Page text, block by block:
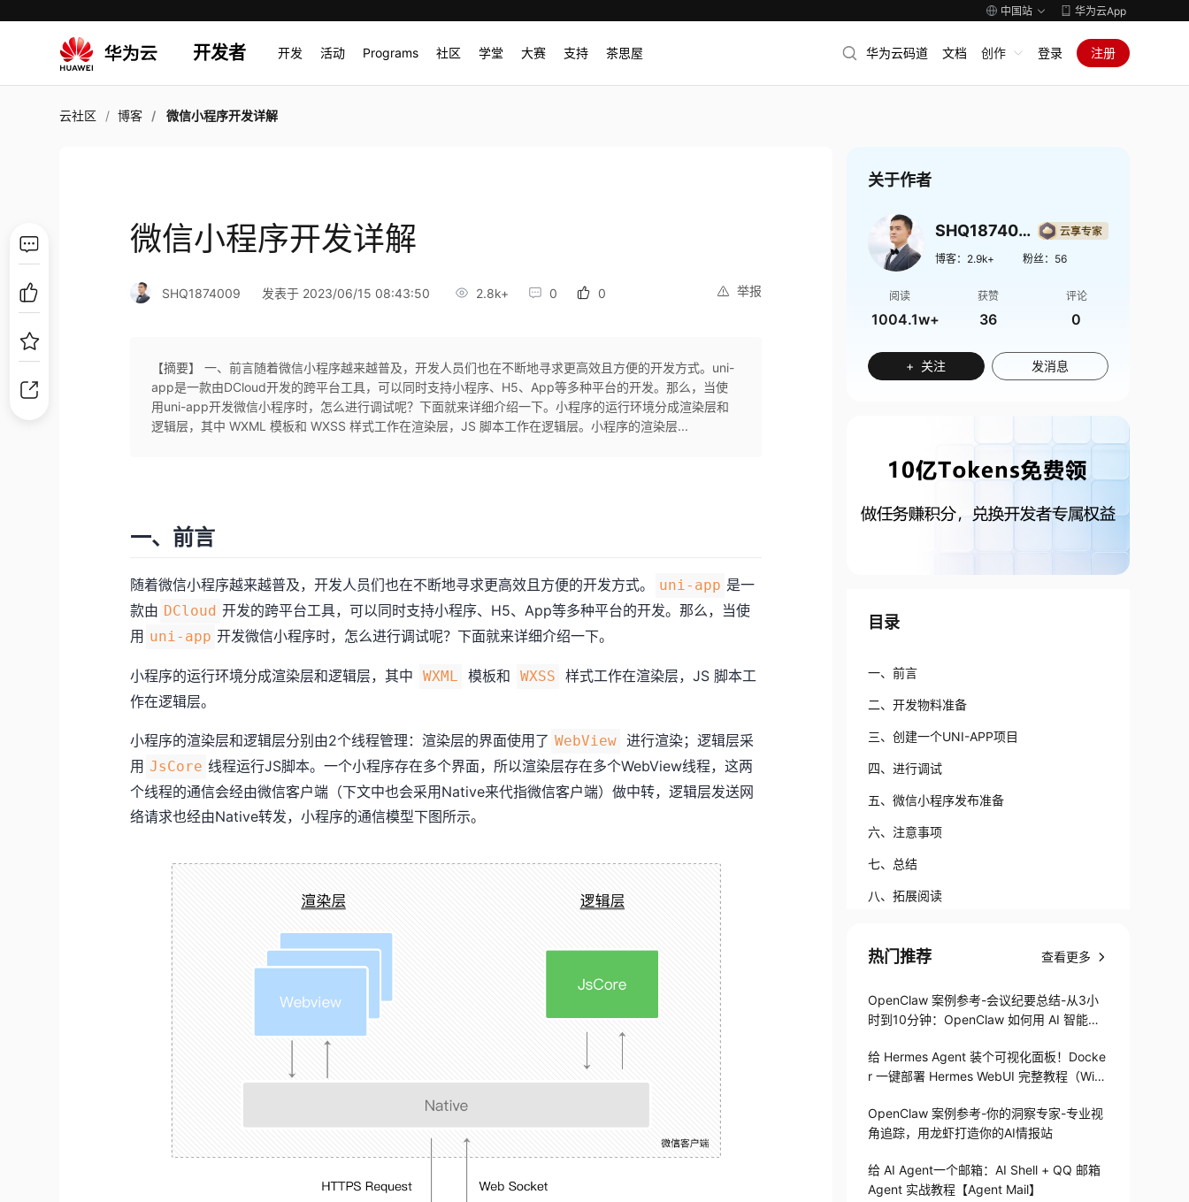
中国站 华为云App
开发者 开发 活动 Programs 社区 学堂 大赛 支持 茶思屋 华为云码道 文档 创作 登录 注册
云社区 博客 微信小程序开发详解
微信小程序开发详解
举报
SHQ1874009 发表于 2023/06/15 08:43:50 2.8k+ 0 0
【摘要】 一、前言随着微信小程序越来越普及，开发人员们也在不断地寻求更高效且方便的开发方式。uni-
app是一款由DCloud开发的跨平台工具，可以同时支持小程序、H5、App等多种平台的开发。那么，当使
用uni-app开发微信小程序时，怎么进行调试呢？下面就来详细介绍一下。小程序的运行环境分成渲染层和
逻辑层，其中 WXML 模板和 WXSS 样式工作在渲染层，JS 脚本工作在逻辑层。小程序的渲染层...
一、前言
随着微信小程序越来越普及，开发人员们也在不断地寻求更高效且方便的开发方式。 uni-app 是一
款由 DCloud 开发的跨平台工具，可以同时支持小程序、H5、App等多种平台的开发。那么，当使
用 uni-app 开发微信小程序时，怎么进行调试呢？下面就来详细介绍一下。
小程序的运行环境分成渲染层和逻辑层，其中 WXML 模板和 WXSS
样式工作在渲染层，JS 脚本工
作在逻辑层。
小程序的渲染层和逻辑层分别由2个线程管理：渲染层的界面使用了 WebView 进行渲染；逻辑层采
用 JsCore 线程运行JS脚本。一个小程序存在多个界面，所以渲染层存在多个WebView线程，这两
个线程的通信会经由微信客户端（下文中也会采用Native来代指微信客户端）做中转，逻辑层发送网
络请求也经由Native转发，小程序的通信模型下图所示。
关于作者
SHQ1874009
博客： 2.9k+ 粉丝： 56
阅读
1004.1w+
获赞
36
评论
0
+ 关注 发消息
目录
一、前言
二、开发物料准备
三、创建一个UNI-APP项目
四、进行调试
五、微信小程序发布准备
六、注意事项
七、总结
八、拓展阅读
热门推荐 查看更多
OpenClaw 案例参考-会议纪要总结-从3小
时到10分钟：OpenClaw 如何用 AI 智能体
给 Hermes Agent 装个可视化面板！Docke
r 一键部署 Hermes WebUI 完整教程（Win
OpenClaw 案例参考-你的洞察专家-专业视
角追踪，用龙虾打造你的AI情报站
给 AI Agent一个邮箱：AI Shell + QQ 邮箱
Agent 实战教程【Agent Mail】